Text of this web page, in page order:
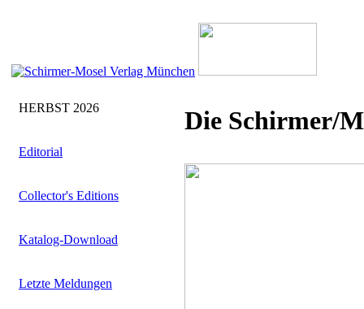
HERBST 2026
Editorial
Collector's Editions
Katalog-Download
Letzte Meldungen
Die Schirmer/